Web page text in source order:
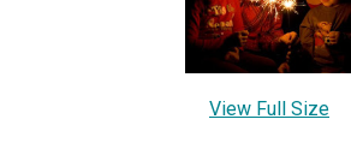
View Full Size